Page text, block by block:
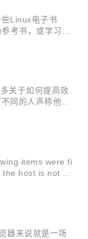
过去的一个月
从20.9%下降到
降到18.6%。苹
Linux电子书
考书，或学习材
容丰富的电子
Gnome ap
开发（PDF） 3.
Lin...
关于如何提高效
同的人声称他们
应用，使用这
小化员工的皱眉
变一个人的生活
些关于如何提高效
动。如果你把这
许会更好。请思
如何提高效率的
items were fi
host is not av
a potential p
器来说就是一场